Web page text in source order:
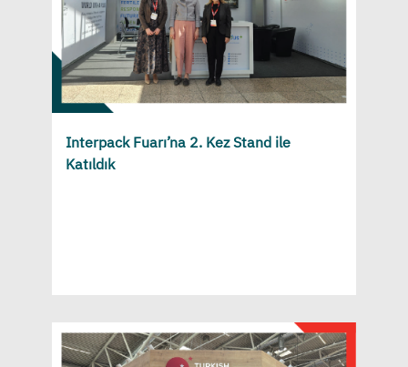
Interpack Fuarı’na 2. Kez Stand ile
Katıldık